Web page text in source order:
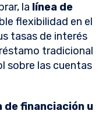
la línea de
flexibilidad en el
tasas de interés
tradicional
sobre las cuentas
financiación u